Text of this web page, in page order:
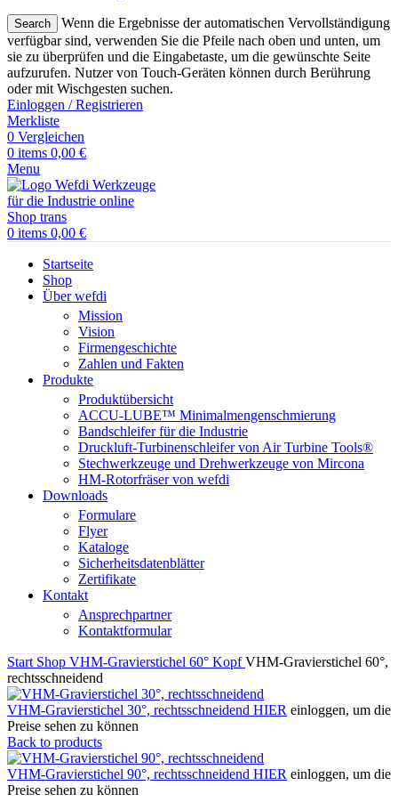
Search
Wenn die Ergebnisse der automatischen Vervollständigung
verfügbar sind, verwenden Sie die Pfeile nach oben und unten, um
sie zu überprüfen und die Eingabetaste, um die gewünschte Seite
aufzurufen. Nutzer von Touch-Geräten können durch Berührung
oder mit Wischgesten suchen.
Einloggen / Registrieren
Merkliste
0 Vergleichen
0 items 0,00 €
Menu
0 items 0,00 €
Startseite
Shop
Über wefdi
Mission
Vision
Firmengeschichte
Zahlen und Fakten
Produkte
Produktübersicht
ACCU-LUBE™ Minimalmengenschmierung
Bandschleifer für die Industrie
Druckluft-Turbinenschleifer von Air Turbine Tools®
Stechwerkzeuge und Drehwerkzeuge von Mircona
HM-Rotorfräser von wefdi
Downloads
Formulare
Flyer
Kataloge
Sicherheitsdatenblätter
Zertifikate
Kontakt
Ansprechpartner
Kontaktformular
Start Shop VHM-Gravierstichel 60° KopfVHM-Gravierstichel 60°,
rechtsschneidend
VHM-Gravierstichel 30°, rechtsschneidend HIER einloggen, um die
Preise sehen zu können
Back to products
VHM-Gravierstichel 90°, rechtsschneidend HIER einloggen, um die
Preise sehen zu können